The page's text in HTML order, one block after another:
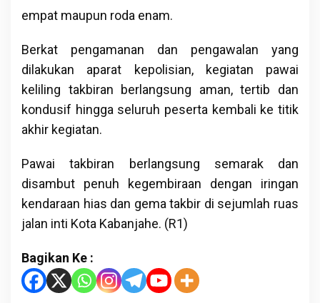
empat maupun roda enam.
Berkat pengamanan dan pengawalan yang
dilakukan aparat kepolisian, kegiatan pawai
keliling takbiran berlangsung aman, tertib dan
kondusif hingga seluruh peserta kembali ke titik
akhir kegiatan.
Pawai takbiran berlangsung semarak dan
disambut penuh kegembiraan dengan iringan
kendaraan hias dan gema takbir di sejumlah ruas
jalan inti Kota Kabanjahe. (R1)
Bagikan Ke :